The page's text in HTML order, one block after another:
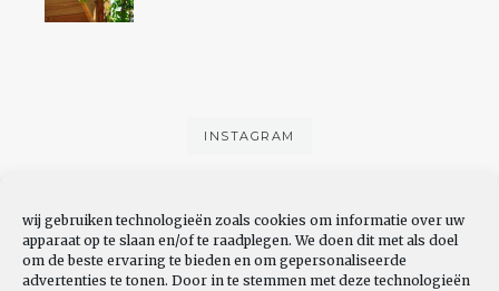
wij gebruiken technologieën zoals cookies om informatie over uw
apparaat op te slaan en/of te raadplegen. We doen dit met als doel
om de beste ervaring te bieden en om gepersonaliseerde
advertenties te tonen. Door in te stemmen met deze technologieën
INSTAGRAM